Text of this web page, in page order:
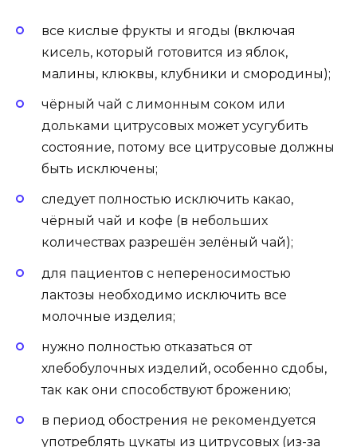
все кислые фрукты и ягоды (включая
кисель, который готовится из яблок,
малины, клюквы, клубники и смородины);
чёрный чай с лимонным соком или
дольками цитрусовых может усугубить
состояние, потому все цитрусовые должны
быть исключены;
следует полностью исключить какао,
чёрный чай и кофе (в небольших
количествах разрешён зелёный чай);
для пациентов с непереносимостью
лактозы необходимо исключить все
молочные изделия;
нужно полностью отказаться от
хлебобулочных изделий, особенно сдобы,
так как они способствуют брожению;
в период обострения не рекомендуется
употреблять цукаты из цитрусовых (из-за